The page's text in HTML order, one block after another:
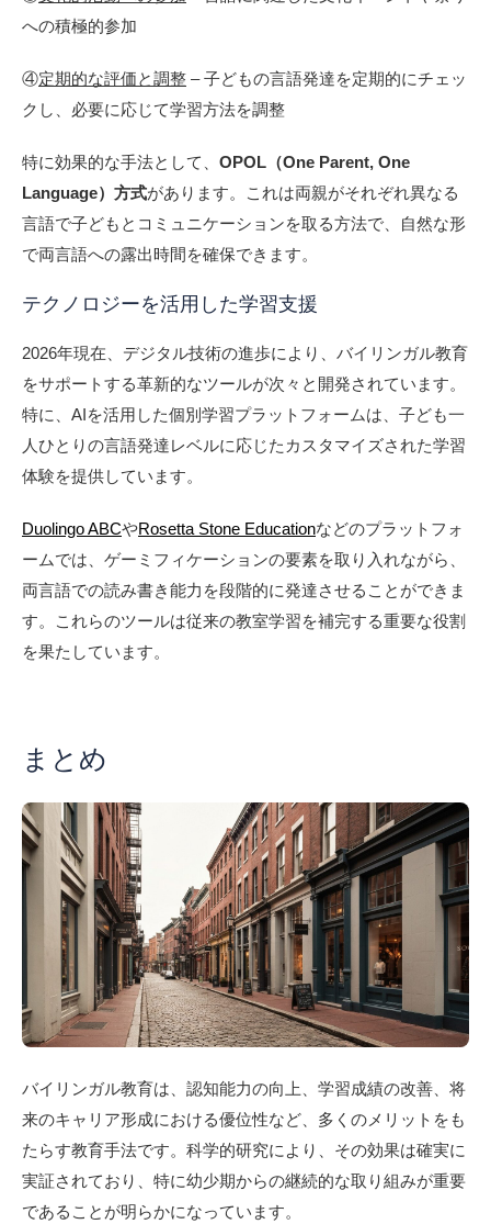
への積極的参加
④定期的な評価と調整 – 子どもの言語発達を定期的にチェッ
クし、必要に応じて学習方法を調整
特に効果的な手法として、 OPOL（One Parent, One
Language）方式があります。これは両親がそれぞれ異なる
言語で子どもとコミュニケーションを取る方法で、自然な形
で両言語への露出時間を確保できます。
テクノロジーを活用した学習支援
2026年現在、デジタル技術の進歩により、バイリンガル教育
をサポートする革新的なツールが次々と開発されています。
特に、AIを活用した個別学習プラットフォームは、子ども一
人ひとりの言語発達レベルに応じたカスタマイズされた学習
体験を提供しています。
Duolingo ABCやRosetta Stone Educationなどのプラットフォ
ームでは、ゲーミフィケーションの要素を取り入れながら、
両言語での読み書き能力を段階的に発達させることができま
す。これらのツールは従来の教室学習を補完する重要な役割
を果たしています。
まとめ
バイリンガル教育は、認知能力の向上、学習成績の改善、将
来のキャリア形成における優位性など、多くのメリットをも
たらす教育手法です。科学的研究により、その効果は確実に
実証されており、特に幼少期からの継続的な取り組みが重要
であることが明らかになっています。